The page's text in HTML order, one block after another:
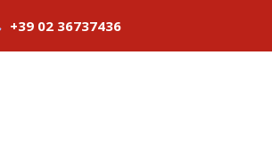
+39 02 36737436